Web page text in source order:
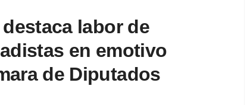
labor de
en emotivo
de Diputados